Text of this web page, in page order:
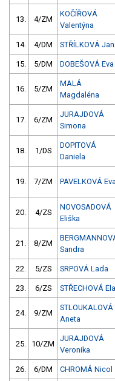
13. 4/ZM
KOČÍŘOVÁ
Valentýna
14. 4/DM STŘÍLKOVÁ
15. 5/DM DOBEŠOVÁ Eva
16. 5/ZM
MALÁ
Magdaléna
17. 6/ZM
JURAJDOVÁ
Simona
18. 1/DS
DOPITOVÁ
Daniela
19. 7/ZM PAVELKOVÁ
20. 4/ZS
NOVOSADOVÁ
Eliška
21. 8/ZM
Sandra
22. 5/ZS SRPOVÁ Lada
23. 6/ZS STŘECHOVÁ Ela
24. 9/ZM
STLOUKALOVÁ
Aneta
25. 10/ZM
JURAJDOVÁ
Veronika
26. 6/DM CHROMÁ Nicol